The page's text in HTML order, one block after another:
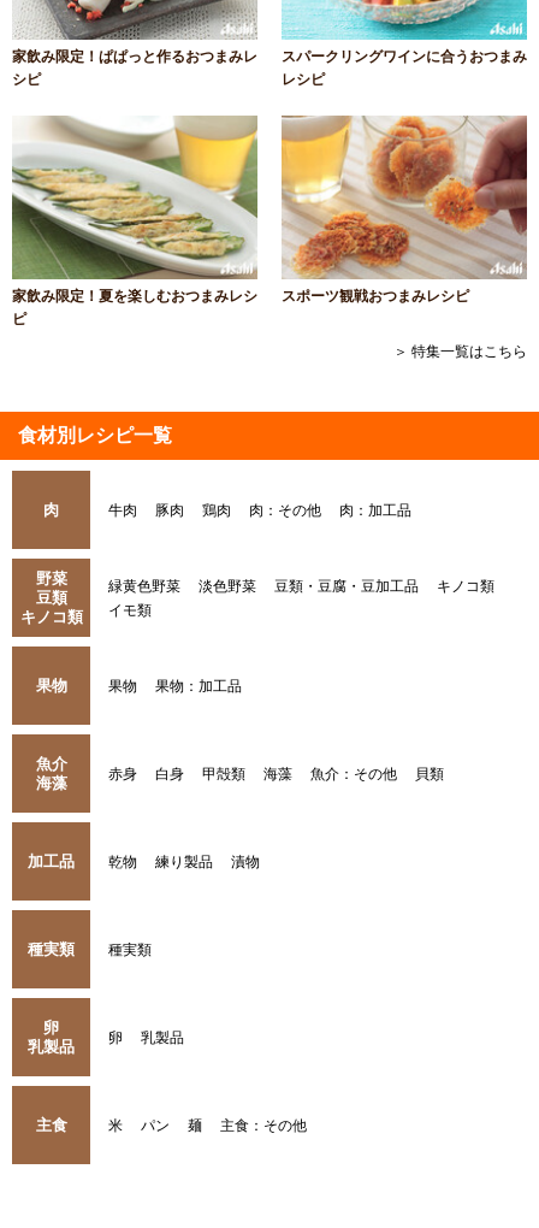
家飲み限定！ぱぱっと作るおつまみレ
シピ
スパークリングワインに合うおつまみ
レシピ
家飲み限定！夏を楽しむおつまみレシ
ピ
スポーツ観戦おつまみレシピ
＞ 特集一覧はこちら
食材別レシピ一覧
肉 牛肉 豚肉 鶏肉 肉：その他 肉：加工品
野菜
豆類
キノコ類
緑黄色野菜 淡色野菜 豆類・豆腐・豆加工品
キノコ類
イモ類
果物 果物 果物：加工品
魚介
海藻
赤身 白身 甲殻類 海藻 魚介：その他 貝類
加工品 乾物 練り製品 漬物
種実類 種実類
卵
乳製品
卵 乳製品
主食 米 パン 麺 主食：その他